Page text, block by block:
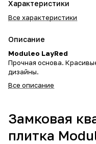
Характеристики
Все характеристики
Описание
Moduleo LayRed
Прочная основа.
дизайны.
Все описание
Замковая
плитка